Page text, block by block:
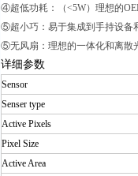
④超低功耗：（<5W）理想的
⑤超小巧：易于集成到手持设备
⑤无风扇：理想的一体化和离散
详细参数
Sensor
Senser type
Active Pixels
Pixel Size
Active Area